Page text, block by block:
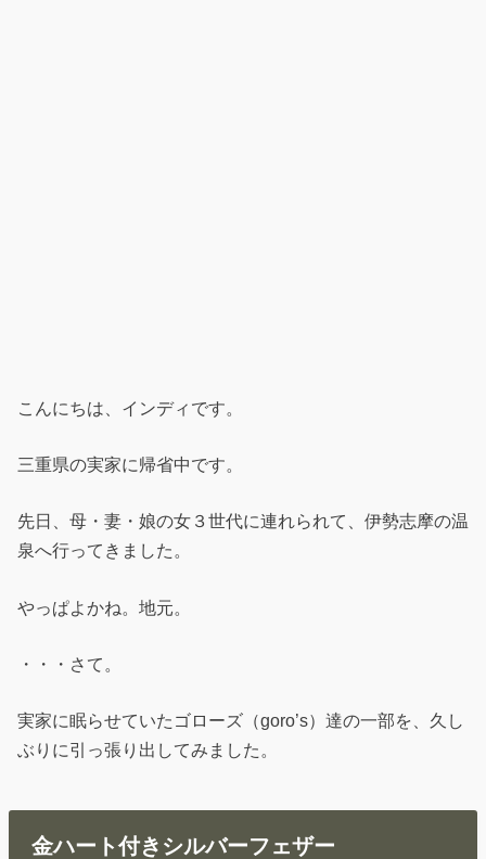
こんにちは、インディです。
三重県の実家に帰省中です。
先日、母・妻・娘の女３世代に連れられて、伊勢志摩の温
泉へ行ってきました。
やっぱよかね。地元。
・・・さて。
実家に眠らせていたゴローズ（goro’s）達の一部を、久し
ぶりに引っ張り出してみました。
金ハート付きシルバーフェザー